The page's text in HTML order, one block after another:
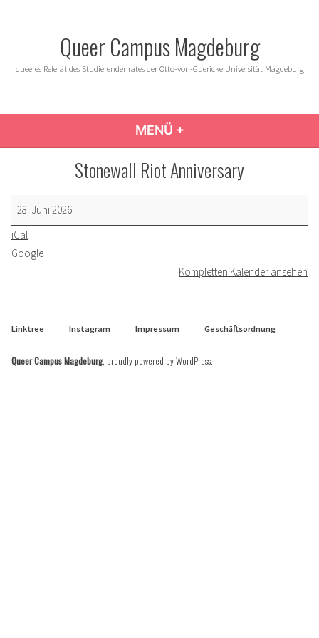
Queer Campus Magdeburg
queeres Referat des Studierendenrates der Otto-von-Guericke Universität Magdeburg
MENÜ +
Stonewall Riot Anniversary
Stonewall
Riot
Anniversary
28. Juni 2026
iCal
Google
Kompletten Kalender ansehen
Linktree Instagram Impressum Geschäftsordnung
Queer Campus Magdeburg, proudly powered by WordPress.